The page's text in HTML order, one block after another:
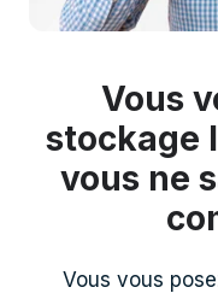
Vous
stockage
vous ne
Vous vous